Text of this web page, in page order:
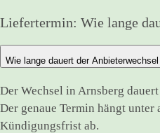
Liefertermin: Wie lange
Wie lange dauert der
Der Wechsel in Arnsberg
Der genaue Termin hängt unter
Kündigungsfrist ab.